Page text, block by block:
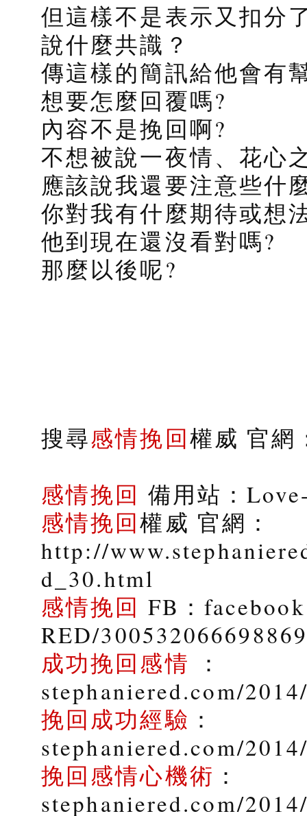
但這樣不是表示又扣分
說什麼共識？
傳這樣的簡訊給他會有
想要怎麼回覆嗎?
內容不是挽回啊?
不想被說一夜情、花心
應該說我還要注意些什
你對我有什麼期待或想
他到現在還沒看對嗎?
那麼以後呢?
搜尋感情挽回權威 官網
感情挽回 備用站：
感情挽回權威 官網：
http://
d_30.html
感情挽回 FB：
RED/300532066698869
成功挽回感情 ：
stephaniered.com/
挽回成功經驗 ：
stephaniered.com/
挽回感情心機術 ：
stephaniered.com/